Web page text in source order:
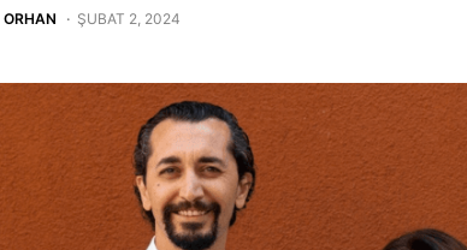
ŞUBAT 2, 2024